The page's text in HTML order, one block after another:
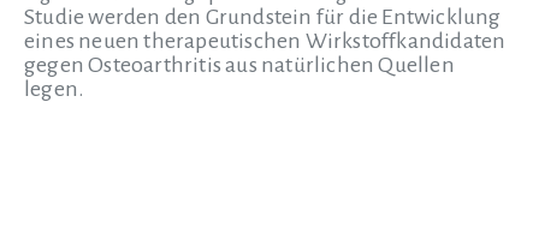
Studie werden den Grundstein für die Entwicklung
eines neuen therapeutischen Wirkstoffkandidaten
gegen Osteoarthritis aus natürlichen Quellen
legen.